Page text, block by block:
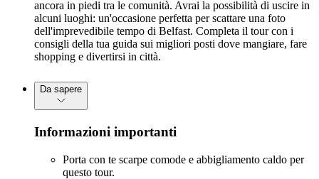
ancora in piedi tra le comunità. Avrai la possibilità di uscire in
alcuni luoghi: un'occasione perfetta per scattare una foto
dell'imprevedibile tempo di Belfast. Completa il tour con i
consigli della tua guida sui migliori posti dove mangiare, fare
shopping e divertirsi in città.
Da sapere
Informazioni importanti
Porta con te scarpe comode e abbigliamento caldo per
questo tour.